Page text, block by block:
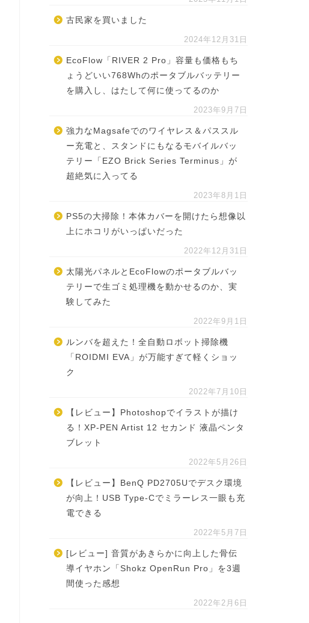
古民家を買いました
2024年12月31日
EcoFlow「RIVER 2 Pro」容量も価格もち
ょうどいい768Whのポータブルバッテリー
を購入し、はたして何に使ってるのか
2023年9月7日
強力なMagsafeでのワイヤレス＆パススル
ー充電と、スタンドにもなるモバイルバッ
テリー「EZO Brick Series Terminus」が
超絶気に入ってる
2023年8月1日
PS5の大掃除！本体カバーを開けたら想像以
上にホコリがいっぱいだった
2022年12月31日
太陽光パネルとEcoFlowのポータブルバッ
テリーで生ゴミ処理機を動かせるのか、実
験してみた
2022年9月1日
ルンバを超えた！全自動ロボット掃除機
「ROIDMI EVA」が万能すぎて軽くショッ
ク
2022年7月10日
【レビュー】Photoshopでイラストが描け
る！XP-PEN Artist 12 セカンド 液晶ペンタ
ブレット
2022年5月26日
【レビュー】BenQ PD2705Uでデスク環境
が向上！USB Type-Cでミラーレス一眼も充
電できる
2022年5月7日
[レビュー] 音質があきらかに向上した骨伝
導イヤホン「Shokz OpenRun Pro」を3週
間使った感想
2022年2月6日